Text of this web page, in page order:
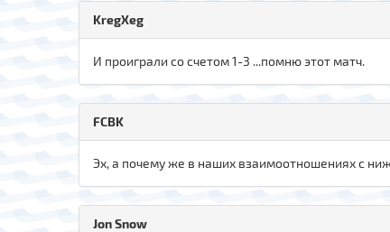
KregXeg
И проиграли со счетом 1-3 ...помню этот матч.
FCBK
Эх, а почему же в наших взаимоотношениях с
Jon Snow